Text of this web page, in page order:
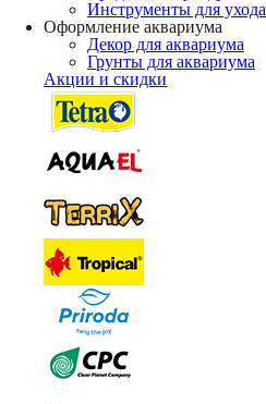
Инструменты для ухода
Оформление аквариума
Декор для аквариума
Грунты для аквариума
Акции и скидки